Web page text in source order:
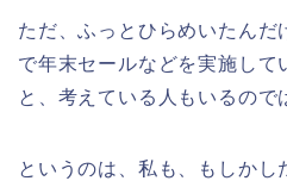
ただ、ふっとひらめいたんだ
で年末セールなどを実施して
と、考えている人もいるので
というのは、私も、もしかし